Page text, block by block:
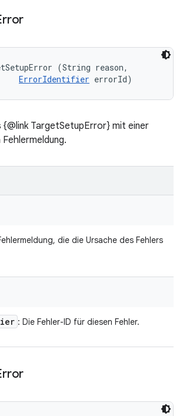
(String reason,
ErrorIdentifier errorId)
{@link TargetSetupError} mit einer
die die Ursache des Fehlers
: Die Fehler-ID für diesen Fehler.